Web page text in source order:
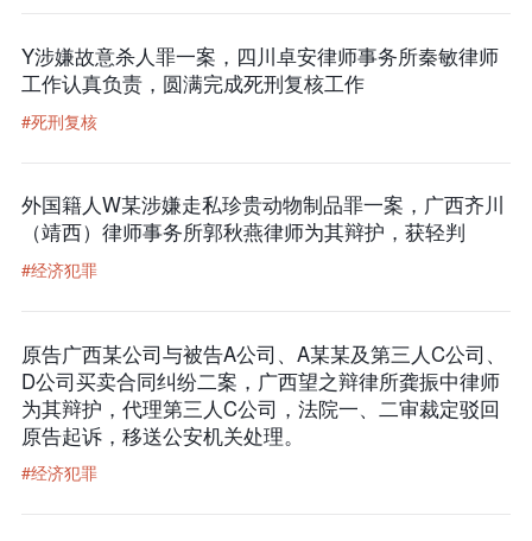
Y涉嫌故意杀人罪一案，四川卓安律师事务所秦敏律师
工作认真负责，圆满完成死刑复核工作
#死刑复核
外国籍人W某涉嫌走私珍贵动物制品罪一案，广西齐川
（靖西）律师事务所郭秋燕律师为其辩护，获轻判
#经济犯罪
原告广西某公司与被告A公司、A某某及第三人C公司、
D公司买卖合同纠纷二案，广西望之辩律所龚振中律师
为其辩护，代理第三人C公司，法院一、二审裁定驳回
原告起诉，移送公安机关处理。
#经济犯罪